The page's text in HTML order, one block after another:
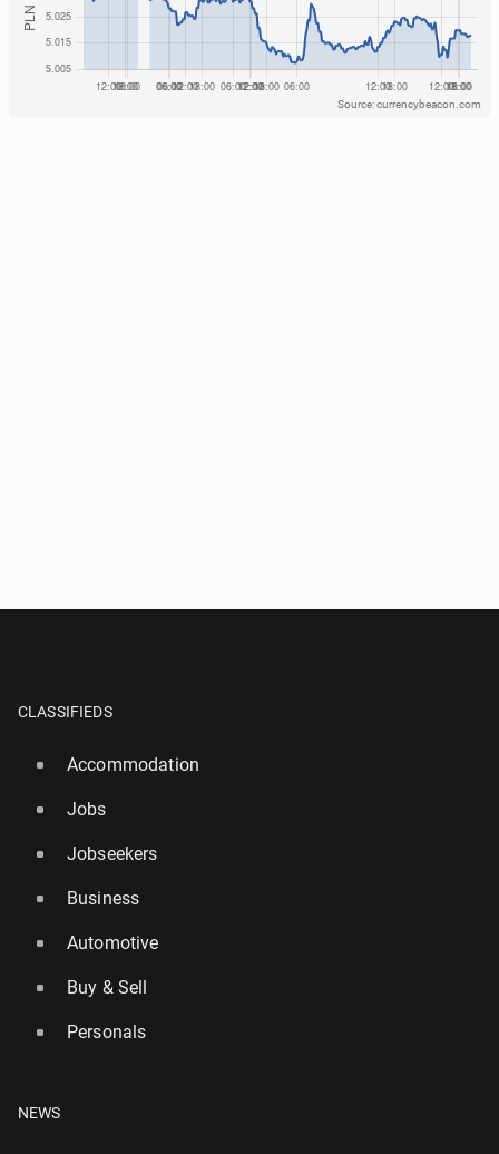
Source: currencybeacon.com
CLASSIFIEDS
Accommodation
Jobs
Jobseekers
Business
Automotive
Buy & Sell
Personals
NEWS